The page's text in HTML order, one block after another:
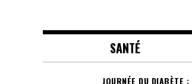
SANTÉ
JOURNÉE DU DIABÈTE :